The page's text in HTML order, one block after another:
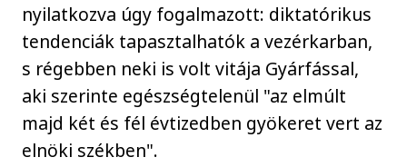
nyilatkozva úgy fogalmazott: diktatórikus
tendenciák tapasztalhatók a vezérkarban,
s régebben neki is volt vitája Gyárfással,
aki szerinte egészségtelenül "az elmúlt
majd két és fél évtizedben gyökeret vert az
elnöki székben".